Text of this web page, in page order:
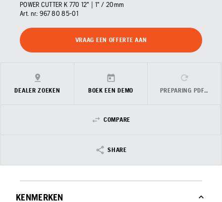
POWER CUTTER K 770 12" | 1" / 20mm
Art. nr.: 967 80 85‑01
VRAAG EEN OFFERTE AAN
DEALER ZOEKEN BOEK EEN DEMO PREPARING PDF…
COMPARE
SHARE
KENMERKEN